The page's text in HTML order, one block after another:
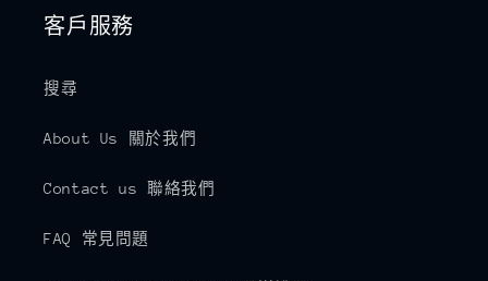
客戶服務
搜尋
About Us 關於我們
Contact us 聯絡我們
FAQ 常見問題